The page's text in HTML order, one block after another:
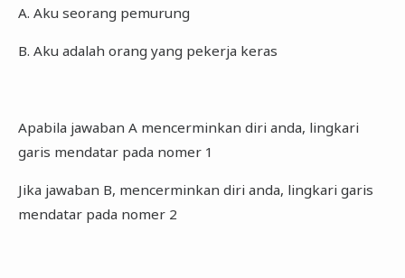
A. Aku seorang pemurung
B. Aku adalah orang yang pekerja keras
Apabila jawaban A mencerminkan diri anda, lingkari
garis mendatar pada nomer 1
Jika jawaban B, mencerminkan diri anda, lingkari garis
mendatar pada nomer 2